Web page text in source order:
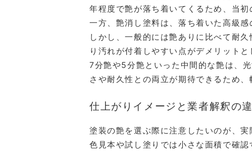
年程度で艶が落ち着いてくるため、当
一方、艶消し塗料は、落ち着いた高級感
しかし、一般的には艶ありに比べて耐
り汚れが付着しやすい点がデメリットと
7分艶や5分艶といった中間的な艶は、
さや耐久性との両立が期待できるため、
仕上がりイメージと業者解釈の
塗装の艶を選ぶ際に注意したいのが、
色見本や試し塗りでは小さな面積で確